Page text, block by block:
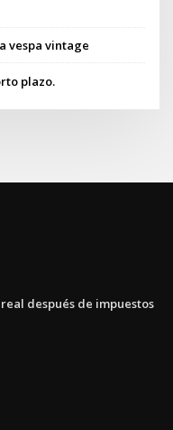
vespa vintage
plazo.
después de impuestos